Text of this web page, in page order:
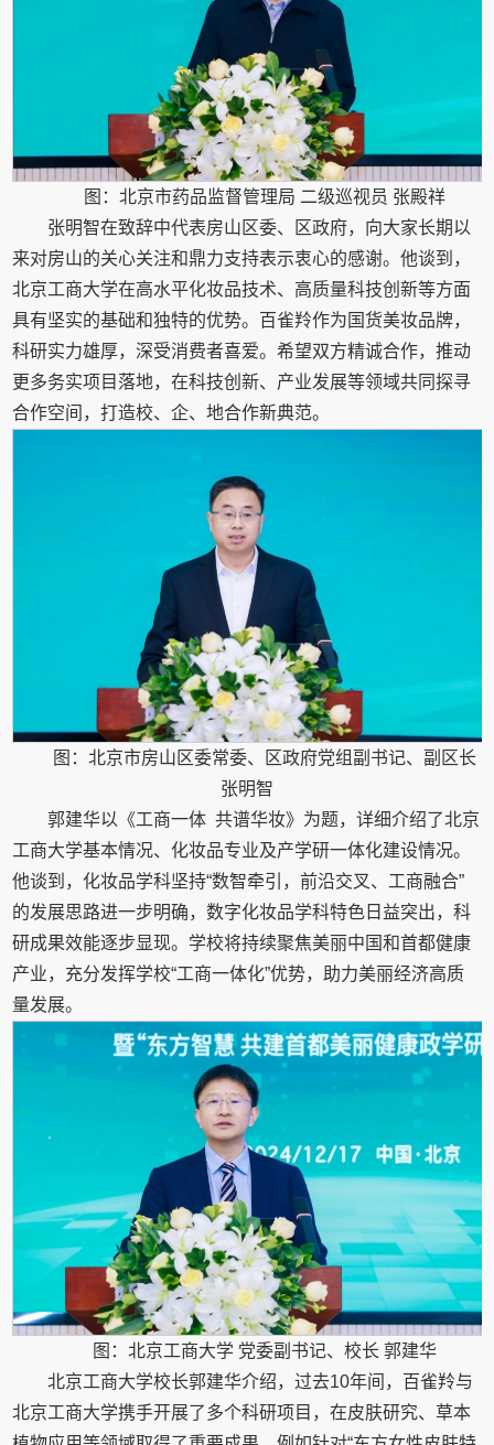
图：北京市药品监督管理局 二级巡视员 张殿祥
张明智在致辞中代表房山区委、区政府，向大家长期以
来对房山的关心关注和鼎力支持表示衷心的感谢。他谈到，
北京工商大学在高水平化妆品技术、高质量科技创新等方面
具有坚实的基础和独特的优势。百雀羚作为国货美妆品牌，
科研实力雄厚，深受消费者喜爱。希望双方精诚合作，推动
更多务实项目落地，在科技创新、产业发展等领域共同探寻
合作空间，打造校、企、地合作新典范。
图：北京市房山区委常委、区政府党组副书记、副区长
张明智
郭建华以《工商一体 共谱华妆》为题，详细介绍了北京
工商大学基本情况、化妆品专业及产学研一体化建设情况。
他谈到，化妆品学科坚持“数智牵引，前沿交叉、工商融合”
的发展思路进一步明确，数字化妆品学科特色日益突出，科
研成果效能逐步显现。学校将持续聚焦美丽中国和首都健康
产业，充分发挥学校“工商一体化”优势，助力美丽经济高质
量发展。
图：北京工商大学 党委副书记、校长 郭建华
北京工商大学校长郭建华介绍，过去10年间，百雀羚与
北京工商大学携手开展了多个科研项目，在皮肤研究、草本